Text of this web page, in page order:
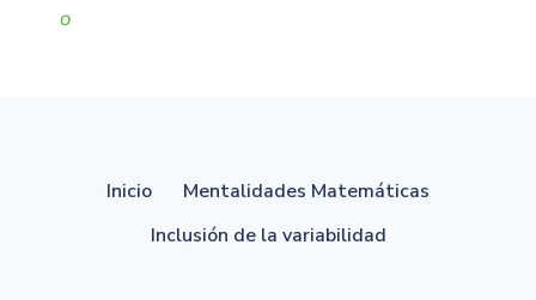
o
Inicio
Mentalidades Matemáticas
Inclusión de la variabilidad